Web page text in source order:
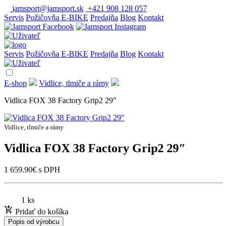
jamsport@jamsport.sk +421 908 128 057
Servis Požičovňa E-BIKE Predajňa Blog Kontakt
Servis Požičovňa E-BIKE Predajňa Blog Kontakt
E-shop
Vidlice, tlmiče a rámy
Vidlica FOX 38 Factory Grip2 29″
Vidlice, tlmiče a rámy
Vidlica FOX 38 Factory Grip2 29″
1 659.90€ s DPH
1 ks
Pridať do košíka
Popis od výrobcu